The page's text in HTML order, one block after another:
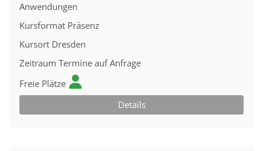
Anwendungen
Kursformat Präsenz
Kursort Dresden
Zeitraum Termine auf Anfrage
Freie Plätze
Details